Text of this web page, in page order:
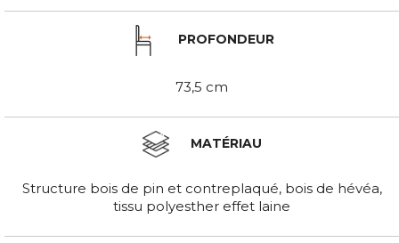
PROFONDEUR
73,5 cm
MATÉRIAU
Structure bois de pin et contreplaqué, bois de hévéa,
tissu polyesther effet laine